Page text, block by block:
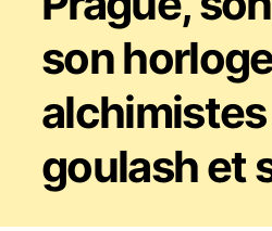
son
goulash et